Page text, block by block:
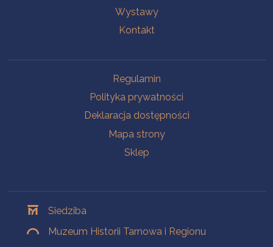
Wystawy
Kontakt
Regulamin
Polityka prywatności
Deklaracja dostępności
Mapa strony
Sklep
Siedziba
Muzeum Historii Tarnowa i Regionu